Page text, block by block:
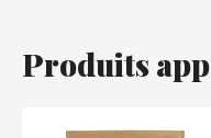
Produits